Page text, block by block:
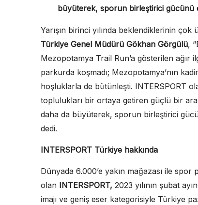
büyüterek, sporun birleştirici gücünü
Yarışın birinci yılında beklendiklerinin çok
Türkiye Genel Müdürü Gökhan Görgülü,
Mezopotamya Trail Run’a gösterilen ağır
parkurda koşmadı; Mezopotamya’nın
hoşluklarla de bütünleşti. INTERSPORT
toplulukları bir ortaya getiren güçlü bir
daha da büyüterek, sporun birleştirici
dedi.
INTERSPORT Türkiye hakkında
Dünyada 6.000’e yakın mağazası ile
olan INTERSPORT, 2023 yılının şubat
imajı ve geniş eser kategorisiyle Türkiye